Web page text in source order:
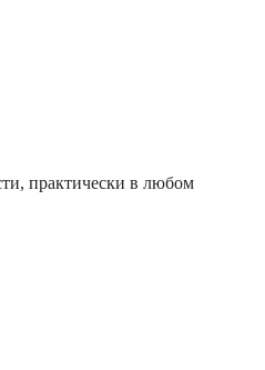
практически в любом